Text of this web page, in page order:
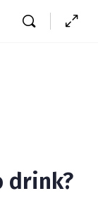
drink?